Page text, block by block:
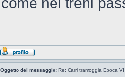
Oggetto del messaggio: Re: Carri tramoggia Epoca VI